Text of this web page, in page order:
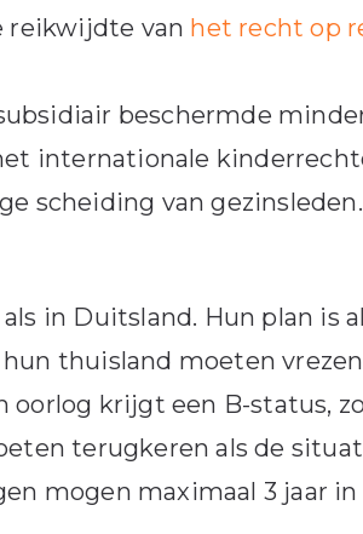
reikwijdte van het recht op
beschermde
internationale
scheiding van gezinsleden.
in Duitsland. Hun plan is
thuisland moeten
krijgt een B-status,
terugkeren als de
mogen maximaal 3 jaar